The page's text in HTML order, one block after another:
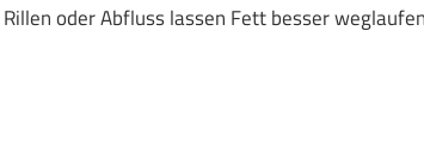
oder Abfluss lassen Fett besser